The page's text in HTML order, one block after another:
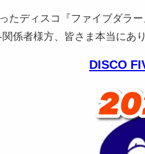
たディスコ『ファイブダラ
係者様方、皆さま本当にあ
DISCO